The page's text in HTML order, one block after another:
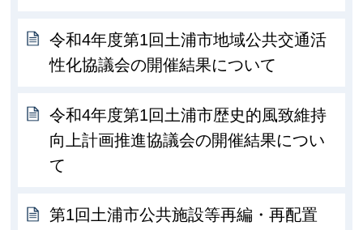
令和4年度第1回土浦市地域公共交通活
性化協議会の開催結果について
令和4年度第1回土浦市歴史的風致維持
向上計画推進協議会の開催結果につい
て
第1回土浦市公共施設等再編・再配置